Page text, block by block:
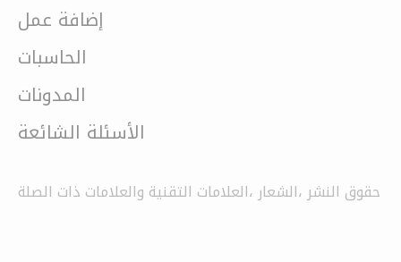
إضافة عمل
الحاسبات
المدونات
الأسئلة الشائعة
حقوق النشر ،الشعار ،العلامات التقنية والعلامات ذات الصلة